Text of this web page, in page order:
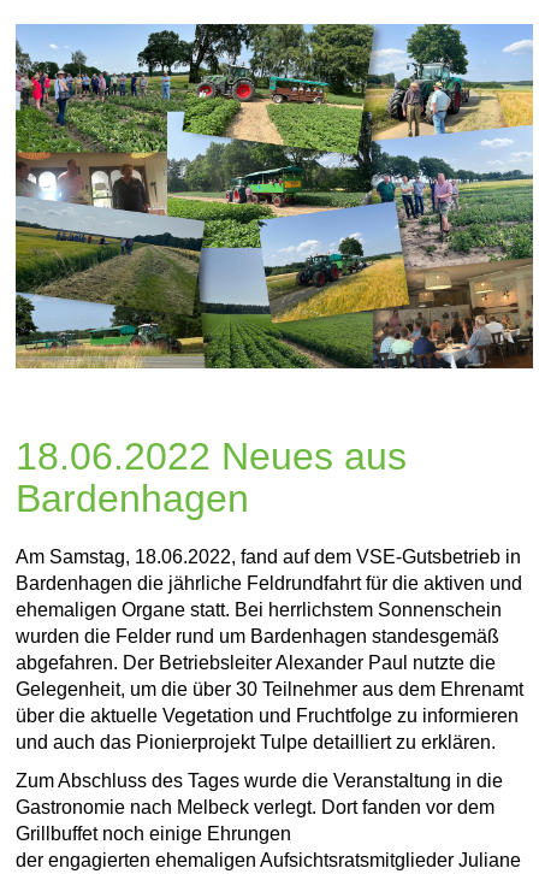
18.06.2022 Neues aus
Bardenhagen
Am Samstag, 18.06.2022, fand auf dem VSE-Gutsbetrieb in
Bardenhagen die jährliche Feldrundfahrt für die aktiven und
ehemaligen Organe statt. Bei herrlichstem Sonnenschein
wurden die Felder rund um Bardenhagen standesgemäß
abgefahren. Der Betriebsleiter Alexander Paul nutzte die
Gelegenheit, um die über 30 Teilnehmer aus dem Ehrenamt
über die aktuelle Vegetation und Fruchtfolge zu informieren
und auch das Pionierprojekt Tulpe detailliert zu erklären.
Zum Abschluss des Tages wurde die Veranstaltung in die
Gastronomie nach Melbeck verlegt. Dort fanden vor dem
Grillbuffet noch einige Ehrungen
der engagierten ehemaligen Aufsichtsratsmitglieder Juliane